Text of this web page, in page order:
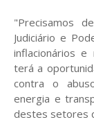
"Precisamos
Judiciário e
inflacionários e
terá a
contra o
energia e
destes setores